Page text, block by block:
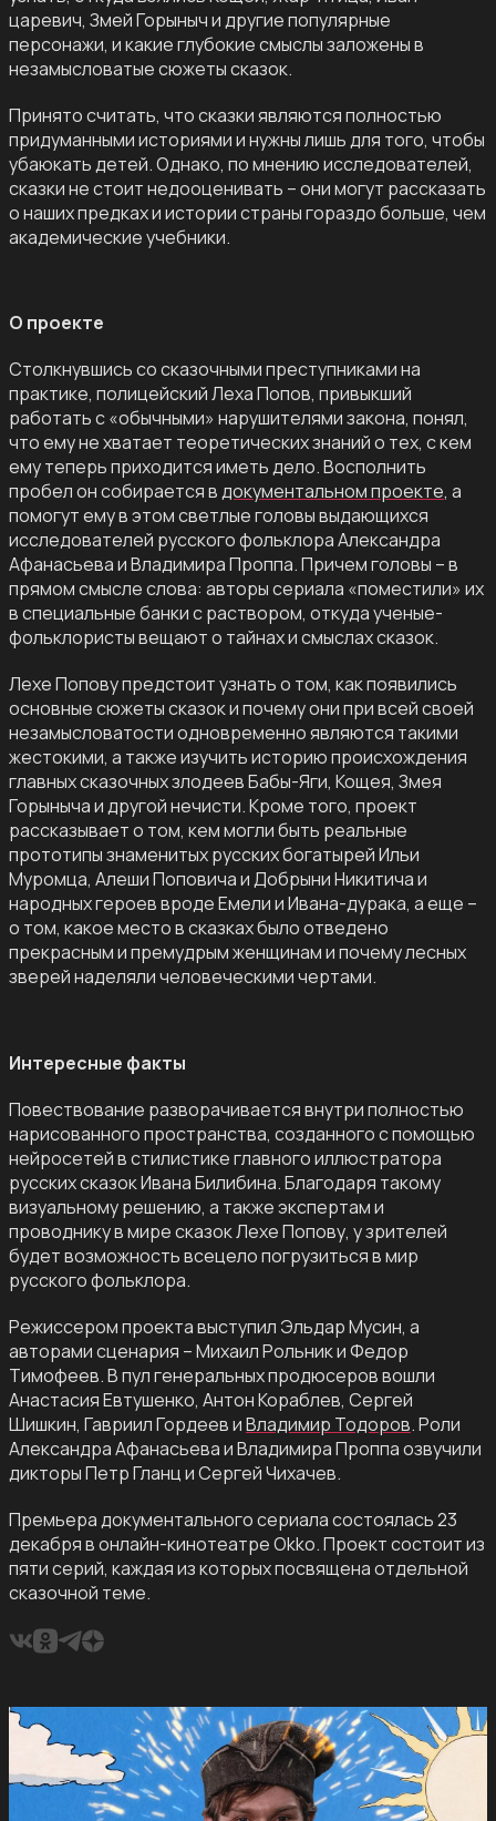
царевич, Змей Горыныч и другие популярные
персонажи, и какие глубокие смыслы заложены в
незамысловатые сюжеты сказок.
Принято считать, что сказки являются полностью
придуманными историями и нужны лишь для того, чтобы
убаюкать детей. Однако, по мнению исследователей,
сказки не стоит недооценивать – они могут рассказать
о наших предках и истории страны гораздо больше, чем
академические учебники.
О проекте
Столкнувшись со сказочными преступниками на
практике, полицейский Леха Попов, привыкший
работать с «обычными» нарушителями закона, понял,
что ему не хватает теоретических знаний о тех, с кем
ему теперь приходится иметь дело. Восполнить
пробел он собирается вдокументальном проекте, а
помогут ему в этом светлые головы выдающихся
исследователей русского фольклора Александра
Афанасьева и Владимира Проппа. Причем головы – в
прямом смысле слова: авторы сериала «поместили» их
в специальные банки с раствором, откуда ученые-
фольклористы вещают о тайнах и смыслах сказок.
Лехе Попову предстоит узнать о том, как появились
основные сюжеты сказок и почему они при всей своей
незамысловатости одновременно являются такими
жестокими, а также изучить историю происхождения
главных сказочных злодеев Бабы-Яги, Кощея, Змея
Горыныча и другой нечисти. Кроме того, проект
рассказывает о том, кем могли быть реальные
прототипы знаменитых русских богатырей Ильи
Муромца, Алеши Поповича и Добрыни Никитича и
народных героев вроде Емели и Ивана-дурака, а еще –
о том, какое место в сказках было отведено
прекрасным и премудрым женщинам и почему лесных
зверей наделяли человеческими чертами.
Интересные факты
Повествование разворачивается внутри полностью
нарисованного пространства, созданного с помощью
нейросетей в стилистике главного иллюстратора
русских сказок Ивана Билибина. Благодаря такому
визуальному решению, а также экспертам и
проводнику в мире сказок Лехе Попову, у зрителей
будет возможность всецело погрузиться в мир
русского фольклора.
Режиссером проекта выступил Эльдар Мусин, а
авторами сценария – Михаил Рольник и Федор
Тимофеев. В пул генеральных продюсеров вошли
Анастасия Евтушенко, Антон Кораблев, Сергей
Шишкин, Гавриил Гордеев иВладимир Тодоров. Роли
Александра Афанасьева и Владимира Проппа озвучили
дикторы Петр Гланц и Сергей Чихачев.
Премьера документального сериала состоялась 23
декабря в онлайн-кинотеатре Okko. Проект состоит из
пяти серий, каждая из которых посвящена отдельной
сказочной теме.